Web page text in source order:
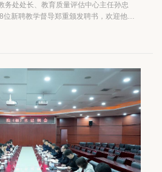
务处处长、教育质量评估中心主任孙忠
学年“优秀督导”称号获得者颁发证书，